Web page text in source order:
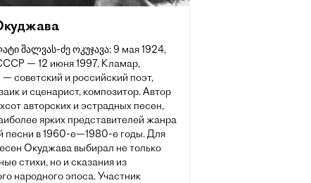
შალვას-ძე ოკუჯავა; 9 мая 1924,
— 12 июня 1997, Кламар,
советский и российский поэт,
и сценарист, композитор. Автор
авторских и эстрадных песен,
ярких представителей жанра
песни в 1960-е—1980-е годы. Для
Окуджава выбирал не только
стихи, но и сказания из
народного эпоса. Участник